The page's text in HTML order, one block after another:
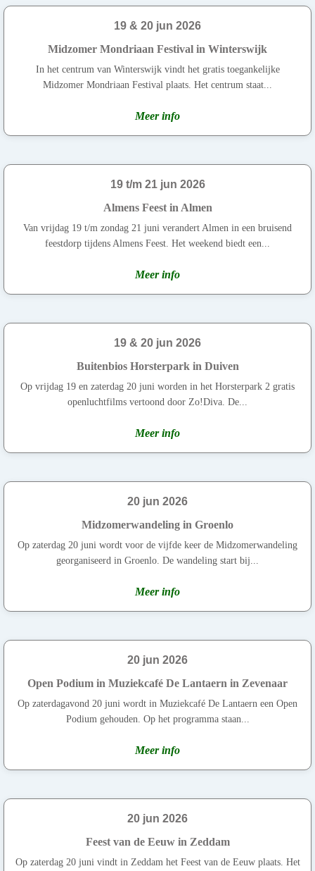
19 & 20 jun 2026
Midzomer Mondriaan Festival in Winterswijk
In het centrum van Winterswijk vindt het gratis toegankelijke
Midzomer Mondriaan Festival plaats. Het centrum staat...
Meer info
19 t/m 21 jun 2026
Almens Feest in Almen
Van vrijdag 19 t/m zondag 21 juni verandert Almen in een bruisend
feestdorp tijdens Almens Feest. Het weekend biedt een...
Meer info
19 & 20 jun 2026
Buitenbios Horsterpark in Duiven
Op vrijdag 19 en zaterdag 20 juni worden in het Horsterpark 2 gratis
openluchtfilms vertoond door Zo!Diva. De...
Meer info
20 jun 2026
Midzomerwandeling in Groenlo
Op zaterdag 20 juni wordt voor de vijfde keer de Midzomerwandeling
georganiseerd in Groenlo. De wandeling start bij...
Meer info
20 jun 2026
Open Podium in Muziekcafé De Lantaern in Zevenaar
Op zaterdagavond 20 juni wordt in Muziekcafé De Lantaern een Open
Podium gehouden. Op het programma staan...
Meer info
20 jun 2026
Feest van de Eeuw in Zeddam
Op zaterdag 20 juni vindt in Zeddam het Feest van de Eeuw plaats. Het